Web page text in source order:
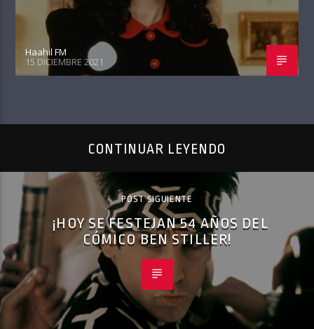
Haahil FM
15 DICIEMBRE 2021
CONTINUAR LEYENDO
POST SIGUIENTE
¡HOY SE FESTEJAN 54 AÑOS DEL
CÓMICO BEN STILLER!